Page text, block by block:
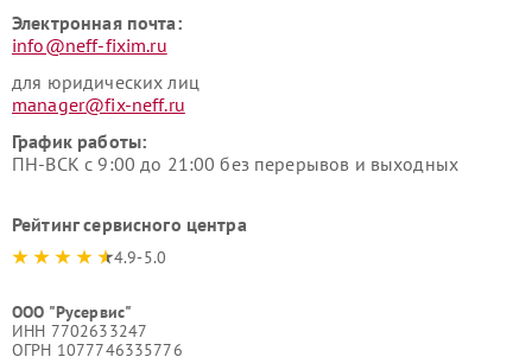
Электронная почта:
info@neff-fixim.ru
для юридических лиц
manager@fix-neff.ru
График работы:
ПН-ВСК с 9:00 до 21:00 без перерывов и выходных
Рейтинг сервисного центра
4.9-5.0
ООО "Русервис"
ИНН 7702633247
ОГРН 1077746335776